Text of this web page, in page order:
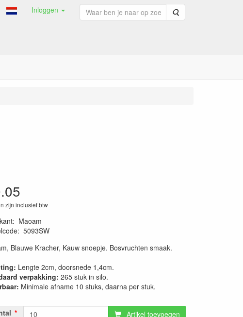
Inloggen Zoeken
zijn inclusief btw
: Maoam
: 5093SW
Blauwe Kracher, Kauw snoepje. Bosvruchten smaak.
Lengte 2cm, doorsnede 1,4cm.
verpakking: 265 stuk in silo.
Minimale afname 10 stuks, daarna per stuk.
Artikel toevoegen